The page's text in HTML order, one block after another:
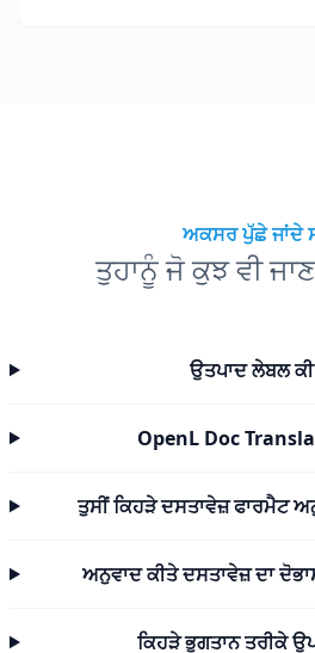
ਅਕਸਰ ਪੁੱਛੇ ਜਾਂਦੇ
ਤੁਹਾਨੂੰ ਜੋ ਕੁਝ ਵੀ
ਉਤਪਾਦ ਲੇਬਲ
OpenL Doc
ਤੁਸੀਂ ਕਿਹੜੇ ਦਸਤਾਵੇਜ਼ ਫਾਰਮੈਟ
ਅਨੁਵਾਦ ਕੀਤੇ ਦਸਤਾਵੇਜ਼ ਦਾ
ਕਿਹੜੇ ਭੁਗਤਾਨ ਤਰੀਕੇ